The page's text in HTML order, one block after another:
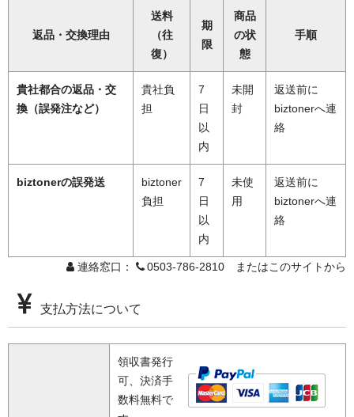
返品・交換理由
送料
（往
復）
期
限
商品
の状
態
手順
貴社都合の返品・交
換（誤発注など）
貴社負
担
7
日
以
内
未開
封
返送前に
biztonerへ連
絡
biztonerの誤発送
biztoner
負担
7
日
以
内
未使
用
返送前に
biztonerへ連
絡
連絡窓口： 0503-786-2810 またはこのサイトから
支払方法について
領収書発行
可、決済手
数料無料で